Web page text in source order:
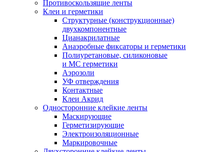
Противоскользящие ленты
Клеи и герметики
Структурные (конструкционные)
двухкомпонентные
Цианакрилатные
Анаэробные фиксаторы и герметики
Полиуретановые, силиконовые
и МС герметики
Аэрозоли
УФ отверждения
Контактные
Клеи Акрид
Односторонние клейкие ленты
Маскирующие
Герметизирующие
Электроизоляционные
Маркировочные